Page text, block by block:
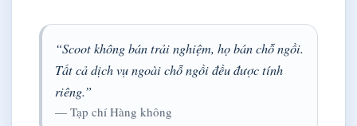
“Scoot không bán trải nghiệm, họ bán chỗ ngồi.
Tất cả dịch vụ ngoài chỗ ngồi đều được tính
riêng.”
— Tạp chí Hàng không